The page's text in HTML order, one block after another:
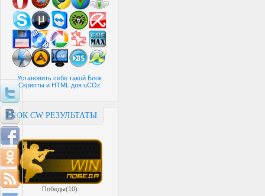
Установить себе такой Блок
Скрипты и HTML для uCOz
БЛОК CW РЕЗУЛЬТАТЫ
Победы(10)